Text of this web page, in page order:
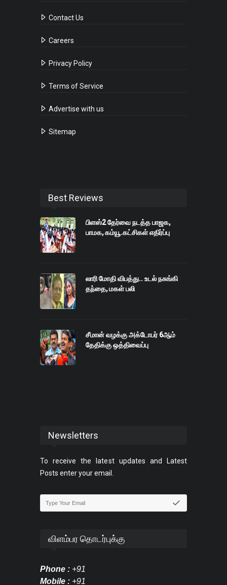
Contact Us
Careers
Privacy Policy
Terms of Service
Advertise with us
Sitemap
Best Reviews
பிளஸ்2 தேர்வை நடத்த பாஜக,
பாமக, கம்யூ.கட்சிகள் எதிர்ப்பு
லாரி மோதி விபத்து.. உடல் நசுங்கி
தந்தை, மகள் பலி
சீமான் வழக்கு அக்டோபர் 6ஆம்
தேதிக்கு ஒத்திவைப்பு
Newsletters
To receive the latest updates and Latest
Posts enter your email.
விளம்பர தொடர்புக்கு
Phone : +91
Mobile : +91